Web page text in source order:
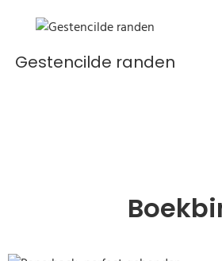
Gestencilde randen